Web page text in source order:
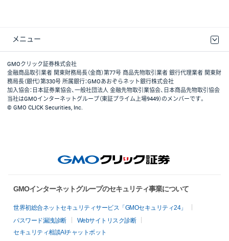
メニュー
取引規程・約款
最良執行方針
ディスクレイマー
リスク説明
GMOクリック証券ホームページ
GMOクリック証券株式会社
金融商品取引業者 関東財務局長（金商）第77号 商品先物取引業者 銀行代理業者 関東財
務局長（銀代）第330号 所属銀行：GMOあおぞらネット銀行株式会社
加入協会：日本証券業協会、一般社団法人 金融先物取引業協会、日本商品先物取引協会
当社はGMOインターネットグループ（東証プライム上場9449）のメンバーです。
© GMO CLICK Securities, Inc.
GMOインターネットグループのセキュリティ事業について
世界初総合ネットセキュリティサービス「GMOセキュリティ24」
パスワード漏洩診断
Webサイトリスク診断
セキュリティ相談AIチャットボット